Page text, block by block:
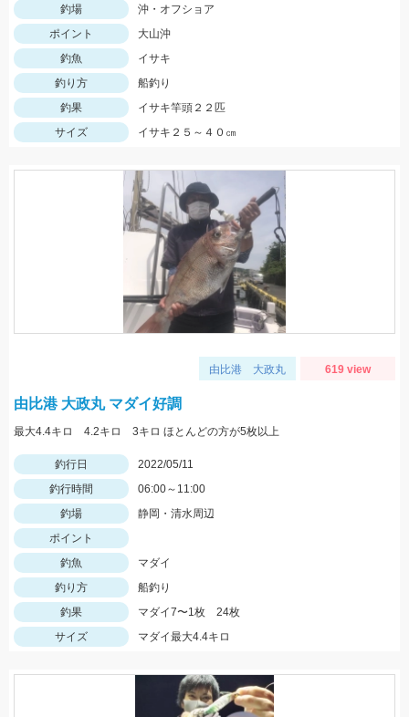
釣場
沖・オフショア
ポイント
大山沖
釣魚
イサキ
釣り方
船釣り
釣果
イサキ竿頭２２匹
サイズ
イサキ２５～４０㎝
由比港 大政丸 619 view
由比港 大政丸 マダイ好調
最大4.4キロ 4.2キロ 3キロ ほとんどの方が5枚以上
釣行日
2022/05/11
釣行時間
06:00～11:00
釣場
静岡・清水周辺
ポイント
釣魚
マダイ
釣り方
船釣り
釣果
マダイ7〜1枚 24枚
サイズ
マダイ最大4.4キロ